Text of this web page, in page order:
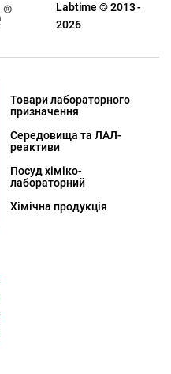
Labtime © 2013 -
2026
Товари лабораторного
призначення
Середовища та ЛАЛ-
реактиви
Посуд хіміко-
лабораторний
Хімічна продукція